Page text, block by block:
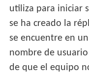
utiliza para iniciar
se ha creado la
se encuentre en
nombre de
de que el equipo